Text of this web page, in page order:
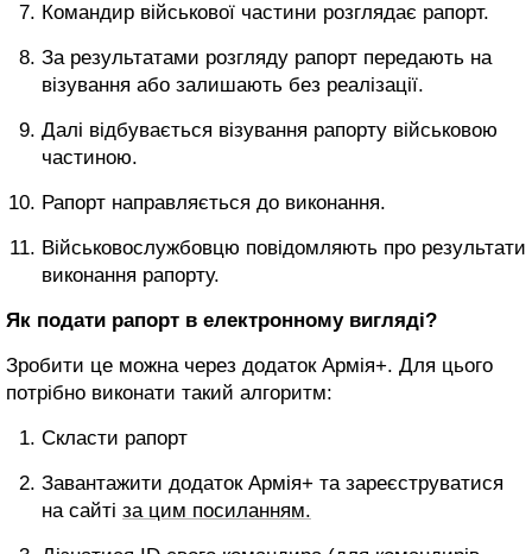
Командир військової частини розглядає рапорт.
За результатами розгляду рапорт передають на
візування або залишають без реалізації.
Далі відбувається візування рапорту військовою
частиною.
Рапорт направляється до виконання.
Військовослужбовцю повідомляють про результати
виконання рапорту.
Як подати рапорт в електронному вигляді?
Зробити це можна через додаток Армія+. Для цього
потрібно виконати такий алгоритм:
Скласти рапорт
Завантажити додаток Армія+ та зареєструватися
на сайті за цим посиланням.